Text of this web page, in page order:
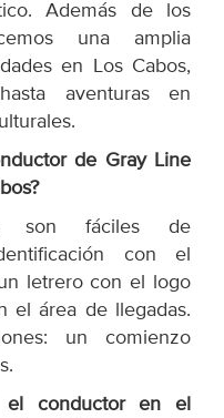
Además de los
una amplia
en Los Cabos,
aventuras en
de Gray Line
son fáciles de
con el
letrero con el logo
el área de llegadas.
un comienzo
el conductor en el